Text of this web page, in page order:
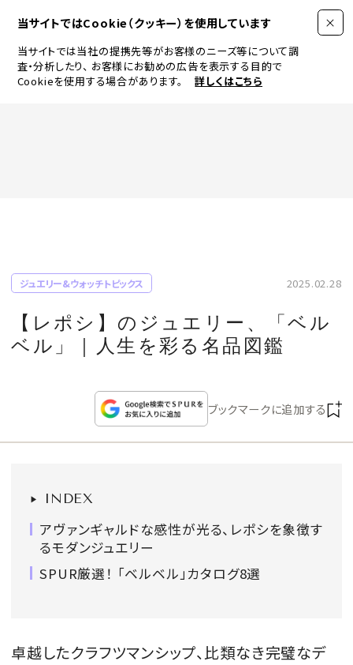
当サイトではCookie（クッキー）を使用しています
当サイトでは当社の提携先等がお客様のニーズ等について調
査・分析したり、 お客様にお勧めの広告を表示する目的で
Cookieを使用する場合があります。
詳しくはこちら
JEWELRY & WATCH
LIFESTYLE
CULTURE
CELEBRITY
WEDDING
FORTUNE
MAGAZINE
ジュエリー&ウォッチトピックス 2025.02.28
【レポシ】のジュエリー、「ベル
ベル」｜人生を彩る名品図鑑
ブックマークに追加する
INDEX
アヴァンギャルドな感性が光る、レポシを象徴す
るモダンジュエリー
SPUR厳選！ 「ベルベル」カタログ8選
卓越したクラフツマンシップ、比類なき完璧なデ